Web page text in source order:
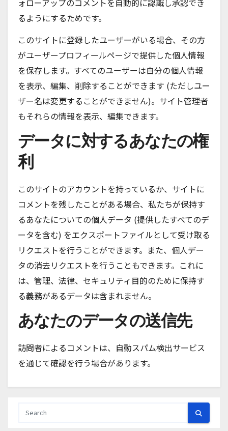
ォローアップのコメントを自動的に認識し承認でき
るようにするためです。
このサイトに登録したユーザーがいる場合、その方
がユーザープロフィールページで提供した個人情報
を保存します。すべてのユーザーは自分の個人情報
を表示、編集、削除することができます (ただしユー
ザー名は変更することができません)。サイト管理者
もそれらの情報を表示、編集できます。
データに対するあなたの権
利
このサイトのアカウントを持っているか、サイトに
コメントを残したことがある場合、私たちが保持す
るあなたについての個人データ (提供したすべてのデ
ータを含む) をエクスポートファイルとして受け取る
リクエストを行うことができます。また、個人デー
タの消去リクエストを行うこともできます。これに
は、管理、法律、セキュリティ目的のために保持す
る義務があるデータは含まれません。
あなたのデータの送信先
訪問者によるコメントは、自動スパム検出サービス
を通じて確認を行う場合があります。